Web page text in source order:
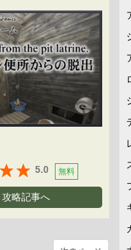
5.0
無料
攻略記事へ